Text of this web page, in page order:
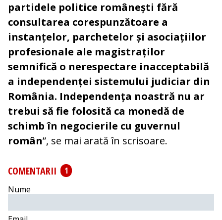
partidele politice românești fără
consultarea corespunzătoare a
instanțelor, parchetelor și asociațiilor
profesionale ale magistraților
semnifică o nerespectare inacceptabilă
a independenței sistemului judiciar din
România. Independența noastră nu ar
trebui să fie folosită ca monedă de
schimb în negocierile cu guvernul
român”, se mai arată în scrisoare.
COMENTARII
1
Nume